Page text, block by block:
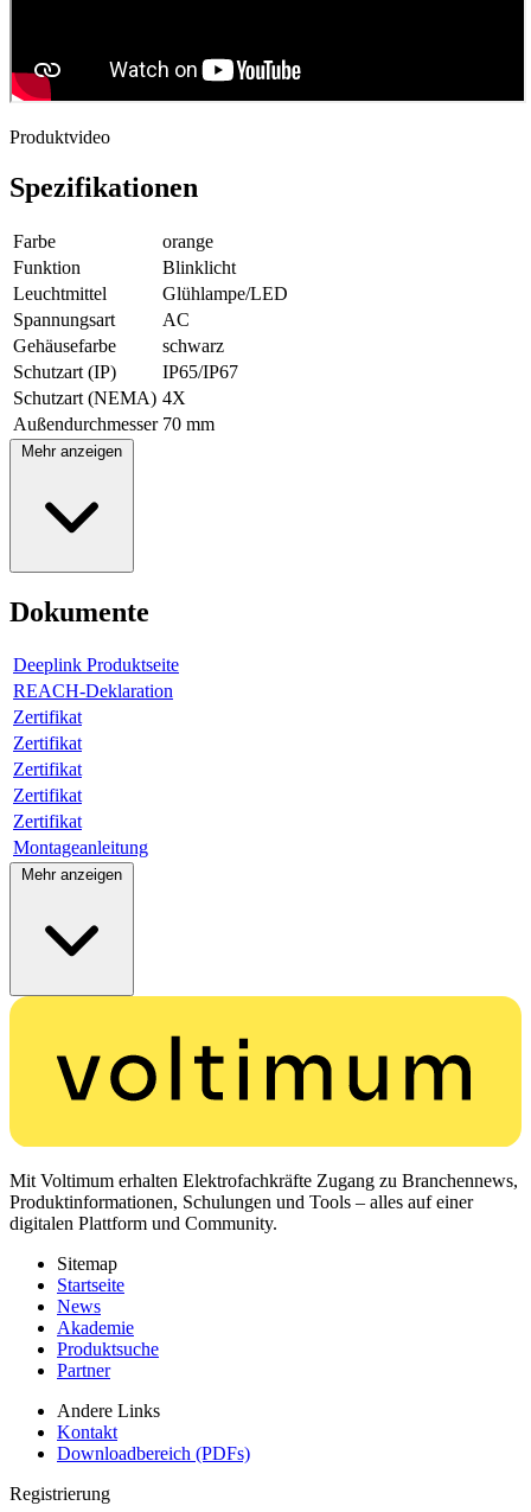
Produktvideo
Spezifikationen
Farbe
orange
Funktion
Blinklicht
Leuchtmittel
Glühlampe/LED
Spannungsart
AC
Gehäusefarbe
schwarz
Schutzart (IP)
IP65/IP67
Schutzart (NEMA) 4X
Außendurchmesser 70 mm
Mehr anzeigen
Dokumente
Deeplink Produktseite
REACH-Deklaration
Zertifikat
Zertifikat
Zertifikat
Zertifikat
Zertifikat
Montageanleitung
Mehr anzeigen
Mit Voltimum erhalten Elektrofachkräfte Zugang zu Branchennews,
Produktinformationen, Schulungen und Tools – alles auf einer
digitalen Plattform und Community.
Sitemap
Startseite
News
Akademie
Produktsuche
Partner
Andere Links
Kontakt
Downloadbereich (PDFs)
Registrierung